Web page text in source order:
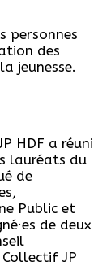
personnes
des
jeunesse.
HDF a réuni
lauréats du
de
Public et
de deux
JP